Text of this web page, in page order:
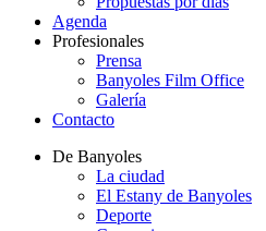
Agenda
Profesionales
Prensa
Banyoles Film Office
Galería
Contacto
De Banyoles
La ciudad
El Estany de Banyoles
Deporte